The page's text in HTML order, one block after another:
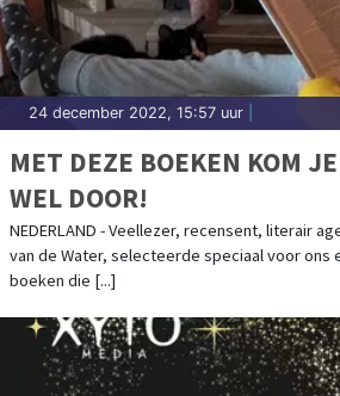
24 december 2022, 15:57 uur
MET DEZE BOEKEN KOM
WEL DOOR!
NEDERLAND - Veellezer, recensent, literair
van de Water, selecteerde speciaal voor ons
boeken die [...]